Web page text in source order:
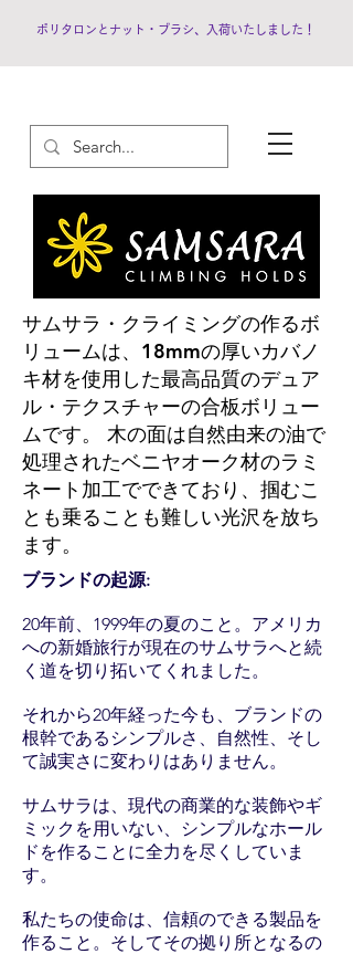
ポリタロンとナット・ブラシ、入荷いたしました！
サムサラ・クライミングの作るボ
リュームは、18mmの厚いカバノ
キ材を使用した最高品質のデュア
ル・テクスチャーの合板ボリュー
ムです。 木の面は自然由来の油で
処理されたベニヤオーク材のラミ
ネート加工でできており、掴むこ
とも乗ることも難しい光沢を放ち
ます。
ブランドの起源:
20年前、1999年の夏のこと。アメリカ
への新婚旅行が現在のサムサラへと続
く道を切り拓いてくれました。
それから20年経った今も、ブランドの
根幹であるシンプルさ、自然性、そし
て誠実さに変わりはありません。
サムサラは、現代の商業的な装飾やギ
ミックを用いない、シンプルなホール
ドを作ることに全力を尽くしていま
す。
私たちの使命は、信頼のできる製品を
作ること。そしてその拠り所となるの